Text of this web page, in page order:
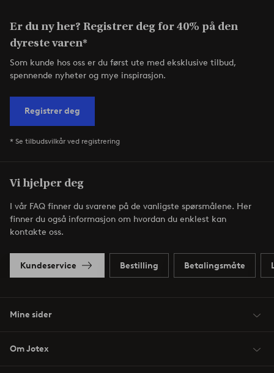
Er du ny her? Registrer deg for 40% på den
dyreste varen*
Som kunde hos oss er du først ute med eksklusive tilbud,
spennende nyheter og mye inspirasjon.
Registrer deg
* Se tilbudsvilkår ved registrering
Vi hjelper deg
I vår FAQ finner du svarene på de vanligste spørsmålene. Her
finner du også informasjon om hvordan du enklest kan
kontakte oss.
Kundeservice Bestilling Betalingsmåte
Mine sider
Om Jotex